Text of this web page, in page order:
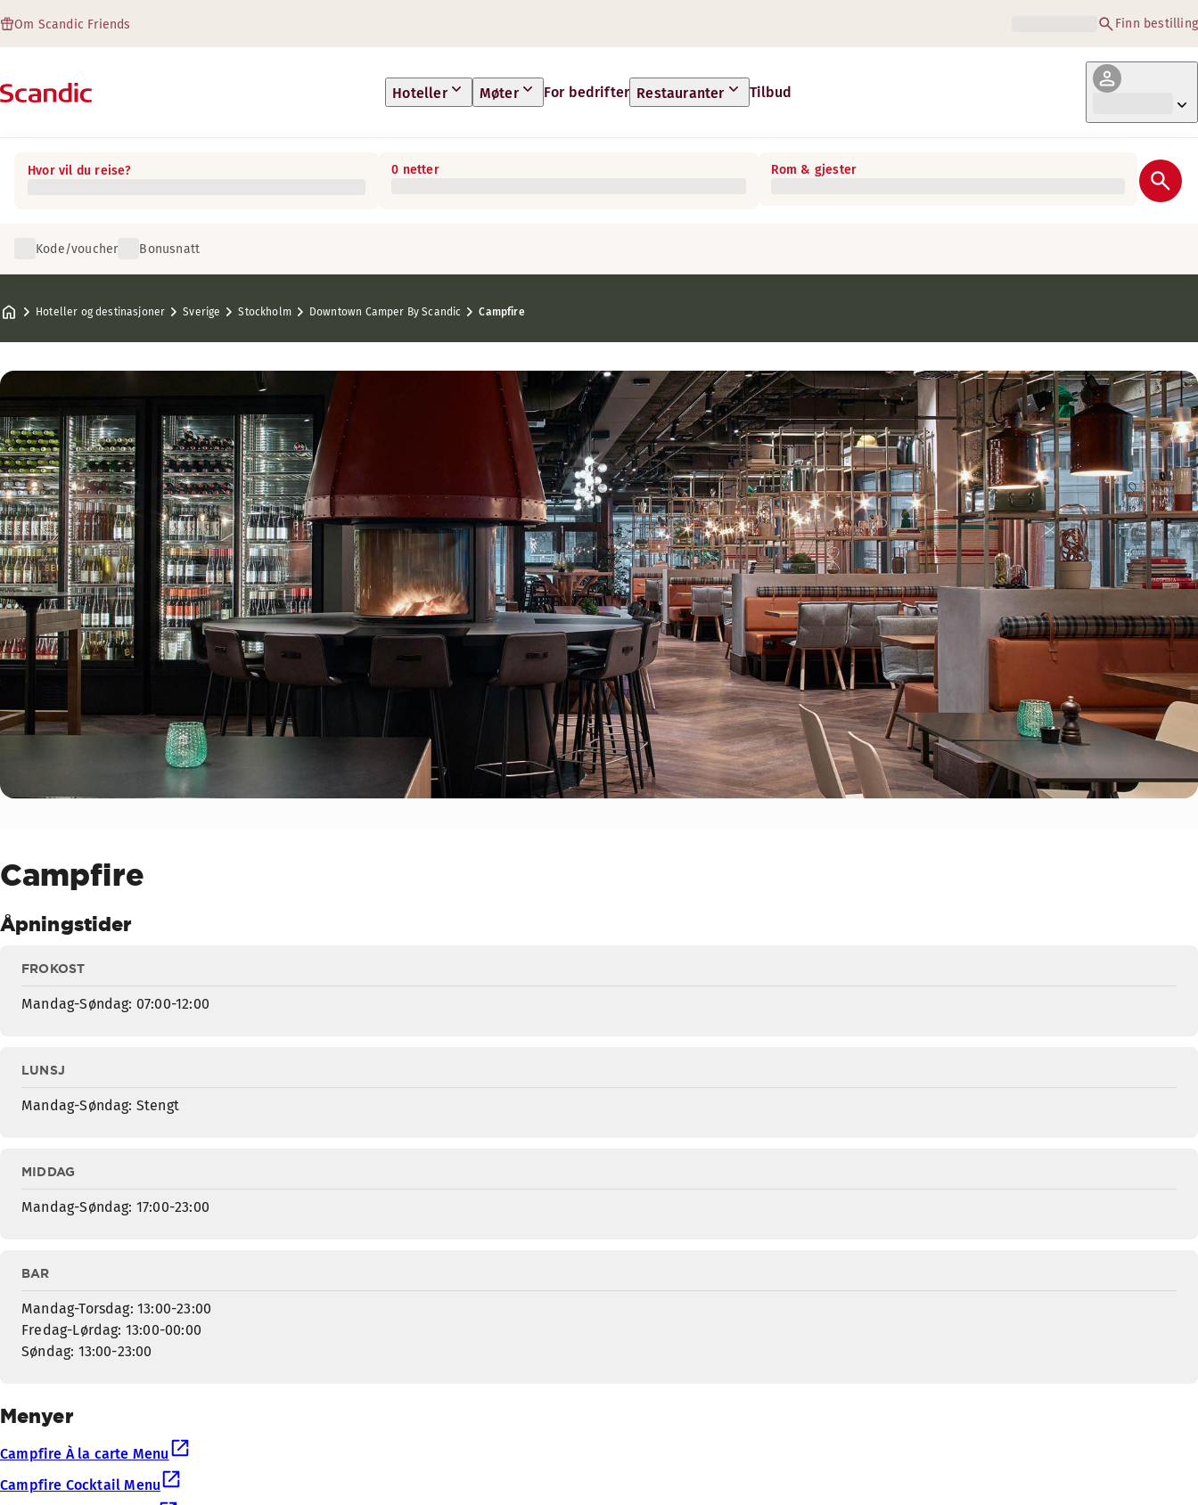
Om Scandic Friends Finn bestilling
Hoteller Møter For bedrifter Restauranter Tilbud
Hvor vil du reise? 0 netter Rom & gjester
Kode/voucher Bonusnatt
Hoteller og destinasjoner Sverige Stockholm Downtown Camper By Scandic Campfire
Campfire
Åpningstider
FROKOST
Mandag-Søndag: 07:00-12:00
LUNSJ
Mandag-Søndag: Stengt
MIDDAG
Mandag-Søndag: 17:00-23:00
BAR
Mandag-Torsdag: 13:00-23:00
Fredag-Lørdag: 13:00-00:00
Søndag: 13:00-23:00
Menyer
Campfire À la carte Menu
Campfire Cocktail Menu